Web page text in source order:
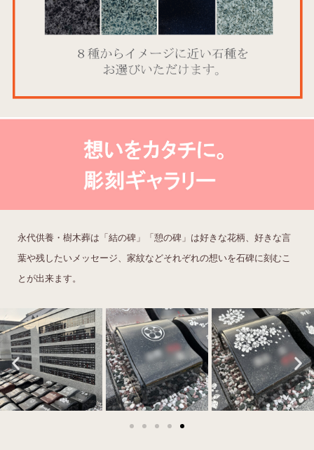
永代供養・樹木葬は「結の碑」「憩の碑」は好きな花柄、好きな言
葉や残したいメッセージ、家紋などそれぞれの想いを石碑に刻むこ
とが出来ます。